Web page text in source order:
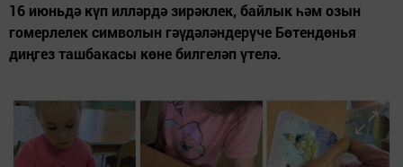
16 июньдә күп илләрдә зирәклек, байлык һәм озын
гомерлелек символын гәүдәләндерүче Бөтендөнья
диңгез ташбакасы көне билгеләп үтелә.